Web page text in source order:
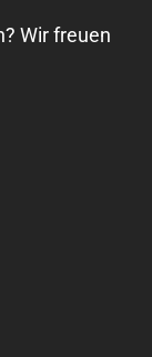
Wir freuen